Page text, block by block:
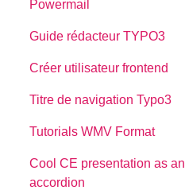
Powermail
Guide rédacteur TYPO3
Créer utilisateur frontend
Titre de navigation Typo3
Tutorials WMV Format
Cool CE presentation as an
accordion